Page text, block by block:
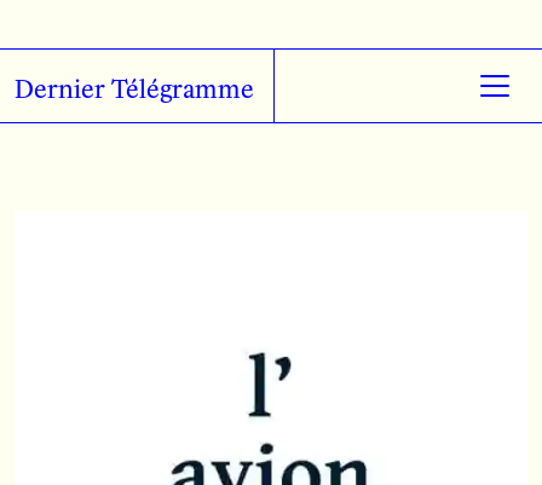
Skip to main content
Dernier Télégramme